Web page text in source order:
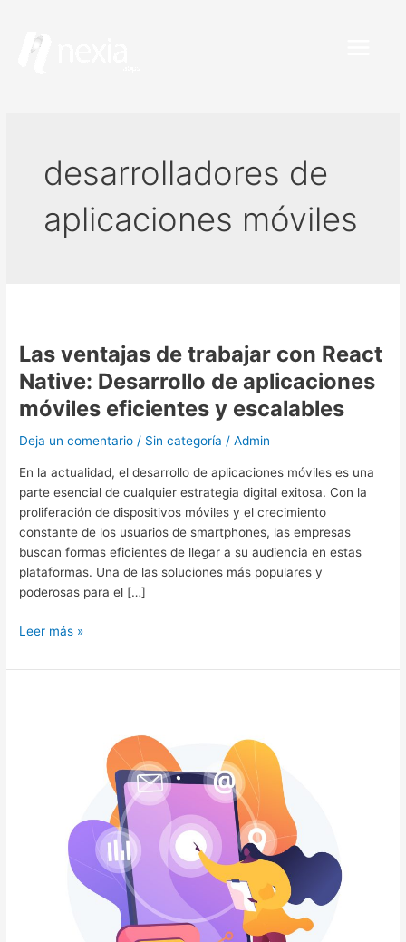
contenido
desarrolladores de
aplicaciones móviles
Las ventajas de trabajar con React
Native: Desarrollo de aplicaciones
móviles eficientes y escalables
Deja un comentario / Sin categoría /Admin
En la actualidad, el desarrollo de aplicaciones móviles es una
parte esencial de cualquier estrategia digital exitosa. Con la
proliferación de dispositivos móviles y el crecimiento
constante de los usuarios de smartphones, las empresas
buscan formas eficientes de llegar a su audiencia en estas
plataformas. Una de las soluciones más populares y
poderosas para el […]
de
trabajar
con
React
Desarrollo
de
aplicaciones
móviles
eficientes
y
escalables
Leer más »